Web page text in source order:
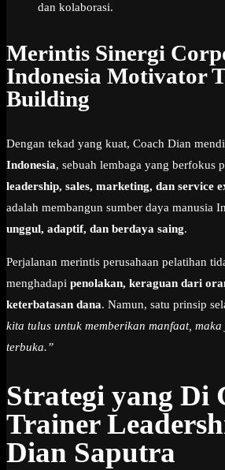
dan kolaborasi.
Merintis Sinergi
Indonesia Motivator
Building
Dengan tekad yang kuat, Coach Dian
Indonesia, sebuah lembaga yang berfokus
leadership, sales, marketing, dan service
adalah membangun sumber daya manusia
unggul, adaptif, dan berdaya saing.
Perjalanan merintis perusahaan pelatihan
menghadapi penolakan, keraguan dari
keterbatasan dana. Namun, satu prinsip
kita tulus untuk memberikan manfaat,
terbuka.”
Strategi yang Di
Trainer
Dian Saputra